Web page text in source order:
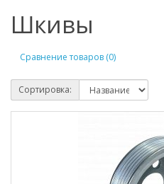
Шкивы
Сравнение товаров (0)
Сортировка: